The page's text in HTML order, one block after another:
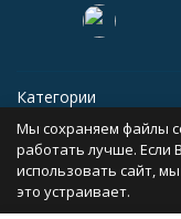
Категории
Информация
Мы сохраняем файлы
работать лучше. Если
использовать сайт,
это устраивает.